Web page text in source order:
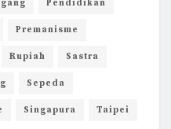
Pendidikan
Premanisme
Rupiah Sastra
Sepeda
Singapura Taipei